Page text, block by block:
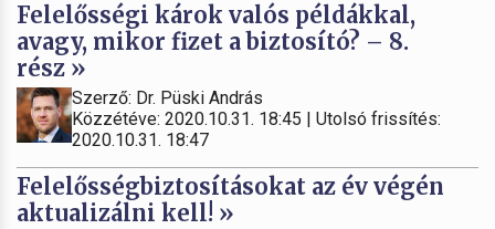
Felelősségi károk valós példákkal,
avagy, mikor fizet a biztosító? – 8.
rész »
Szerző: Dr. Püski András
Közzétéve: 2020.10.31. 18:45 | Utolsó frissítés:
2020.10.31. 18:47
Felelősségbiztosításokat az év végén
aktualizálni kell! »